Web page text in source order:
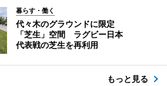
暮らす・働く
代々木のグラウンドに限定
「芝生」空間 ラグビー日本
代表戦の芝生を再利用
もっと見る